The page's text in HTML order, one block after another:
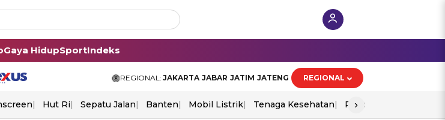
Gaya HidupSportIndeks
REGIONAL: JAKARTA JABAR JATIM JATENG REGIONAL
Hut Ri Sepatu Jalan Banten Mobil Listrik Tenaga Kesehatan Piala Aff 2026
›